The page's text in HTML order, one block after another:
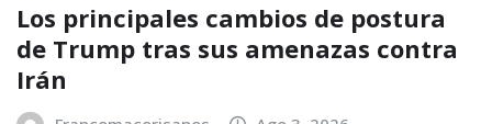
Los principales cambios de postura
de Trump tras sus amenazas contra
Irán